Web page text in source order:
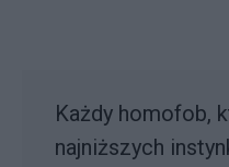
Każdy homofob,
najniższych